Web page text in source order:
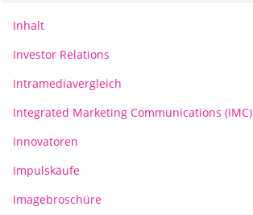
Inhalt
Investor Relations
Intramediavergleich
Integrated Marketing Communications (IMC)
Innovatoren
Impulskäufe
Imagebroschüre